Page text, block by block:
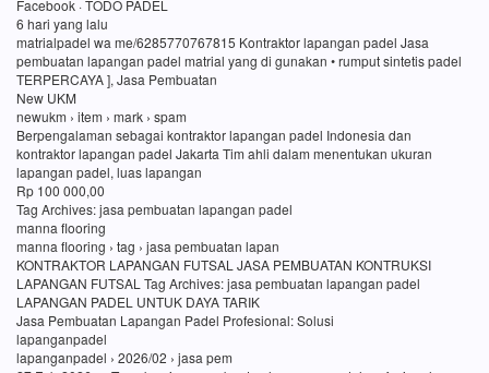
Facebook · TODO PADEL
6 hari yang lalu
matrialpadel wa me/6285770767815 Kontraktor lapangan padel Jasa
pembuatan lapangan padel matrial yang di gunakan • rumput sintetis padel
TERPERCAYA ], Jasa Pembuatan
New UKM
newukm › item › mark › spam
Berpengalaman sebagai kontraktor lapangan padel Indonesia dan
kontraktor lapangan padel Jakarta Tim ahli dalam menentukan ukuran
lapangan padel, luas lapangan
Rp 100 000,00
Tag Archives: jasa pembuatan lapangan padel
manna flooring
manna flooring › tag › jasa pembuatan lapan
KONTRAKTOR LAPANGAN FUTSAL JASA PEMBUATAN KONTRUKSI
LAPANGAN FUTSAL Tag Archives: jasa pembuatan lapangan padel
LAPANGAN PADEL UNTUK DAYA TARIK
Jasa Pembuatan Lapangan Padel Profesional: Solusi
lapanganpadel
lapanganpadel › 2026/02 › jasa pem